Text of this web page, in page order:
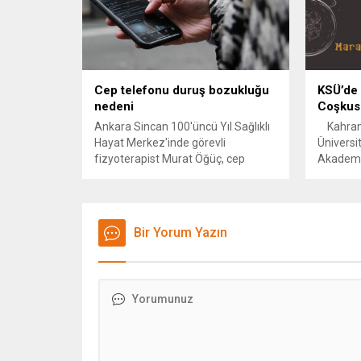
daha
Cep telefonu duruş bozukluğu
nedeni
Ankara Sincan 100'üncü Yıl Sağlıklı
Hayat Merkez'inde görevli
fizyoterapist Murat Öğüç, cep
cep telefonlarına maruz kalan
birçok kişide duruş bozuklukları
olması ve omuzlarımızın da
Bir Yorum Yazın